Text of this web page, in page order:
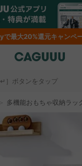
で最大20%還元キャンペ
］ボタンをタップ
多機能おもちゃ収納ラッ